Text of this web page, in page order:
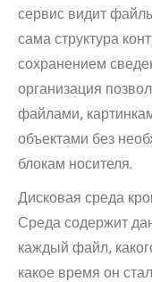
сервис видит
сама структура
сохранением
организация
файлами,
объектами без
блокам носителя.
Дисковая среда
Среда содержит
каждый файл,
какое время он